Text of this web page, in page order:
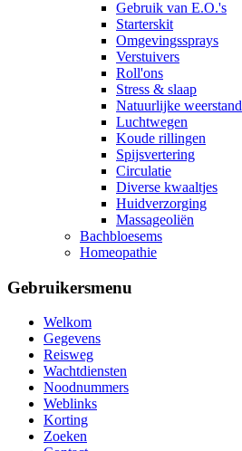
Gebruik van E.O.'s
Starterskit
Omgevingssprays
Verstuivers
Roll'ons
Stress & slaap
Natuurlijke weerstand
Luchtwegen
Koude rillingen
Spijsvertering
Circulatie
Diverse kwaaltjes
Huidverzorging
Massageoliën
Bachbloesems
Homeopathie
Gebruikersmenu
Welkom
Gegevens
Reisweg
Wachtdiensten
Noodnummers
Weblinks
Korting
Zoeken